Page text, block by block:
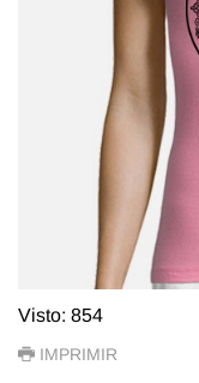
Visto: 854
IMPRIMIR